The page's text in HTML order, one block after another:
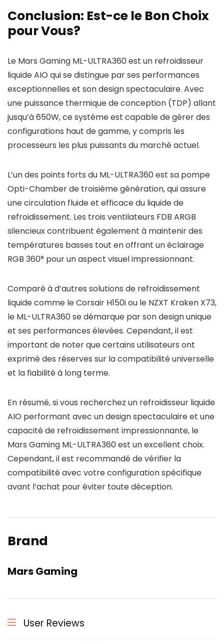
Conclusion: Est-ce le Bon Choix
pour Vous?
Le Mars Gaming ML-ULTRA360 est un refroidisseur
liquide AIO qui se distingue par ses performances
exceptionnelles et son design spectaculaire. Avec
une puissance thermique de conception (TDP) allant
jusqu’à 650W, ce système est capable de gérer des
configurations haut de gamme, y compris les
processeurs les plus puissants du marché actuel.
L’un des points forts du ML-ULTRA360 est sa pompe
Opti-Chamber de troisième génération, qui assure
une circulation fluide et efficace du liquide de
refroidissement. Les trois ventilateurs FDB ARGB
silencieux contribuent également à maintenir des
températures basses tout en offrant un éclairage
RGB 360° pour un aspect visuel impressionnant.
Comparé à d’autres solutions de refroidissement
liquide comme le Corsair H150i ou le NZXT Kraken X73,
le ML-ULTRA360 se démarque par son design unique
et ses performances élevées. Cependant, il est
important de noter que certains utilisateurs ont
exprimé des réserves sur la compatibilité universelle
et la fiabilité à long terme.
En résumé, si vous recherchez un refroidisseur liquide
AIO performant avec un design spectaculaire et une
capacité de refroidissement impressionnante, le
Mars Gaming ML-ULTRA360 est un excellent choix.
Cependant, il est recommandé de vérifier la
compatibilité avec votre configuration spécifique
avant l’achat pour éviter toute déception.
Brand
Mars Gaming
User Reviews